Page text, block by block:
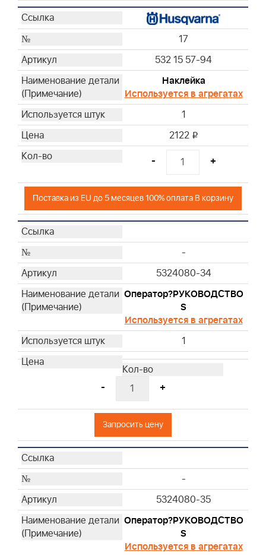
17
532 15 57-94
Наклейка
Используется в агрегатах
1
2122 i
- +
Поставка из EU до 5 месяцев 100% оплата В корзину
-
5324080-34
Оператор?РУКОВОДСТВО
S
Используется в агрегатах
1
- +
Запросить цену
-
5324080-35
Оператор?РУКОВОДСТВО
S
Используется в агрегатах